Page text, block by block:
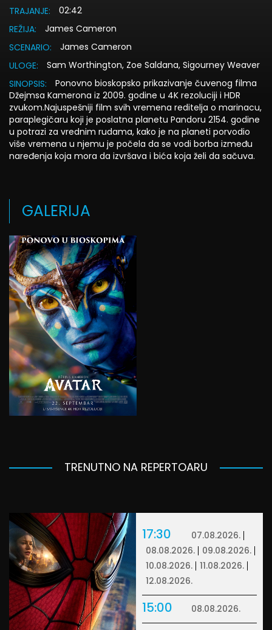
TRAJANJE:
02:42
REŽIJA:
James Cameron
SCENARIO:
James Cameron
ULOGE:
Sam Worthington, Zoe Saldana, Sigourney Weaver
SINOPSIS:
Ponovno bioskopsko prikazivanje čuvenog filma
Džejmsa Kamerona iz 2009. godine u 4K rezoluciji i HDR
zvukom.Najuspešniji film svih vremena reditelja o marinacu,
paraplegičaru koji je poslatna planetu Pandoru 2154. godine
u potrazi za vrednim rudama, kako je na planeti porvodio
više vremena u njemu je počela da se vodi borba između
naređenja koja mora da izvršava i bića koja želi da sačuva.
GALERIJA
TRENUTNO NA REPERTOARU
17:30
07.08.2026.
08.08.2026.
09.08.2026.
10.08.2026.
11.08.2026.
12.08.2026.
15:00 08.08.2026.